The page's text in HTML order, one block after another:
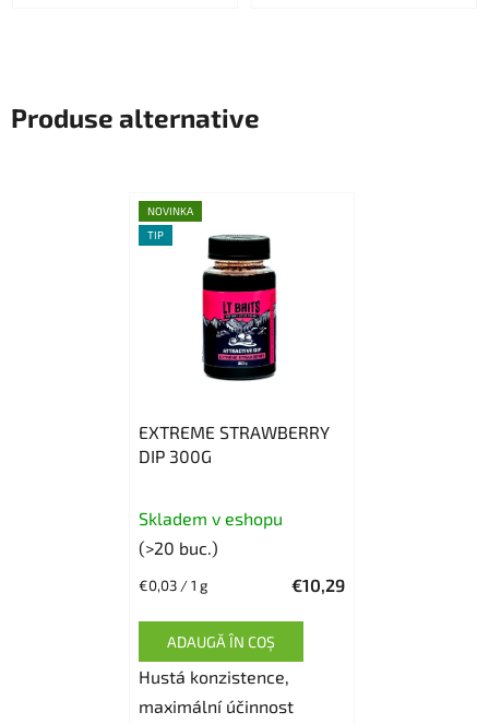
Produse alternative
NOVINKA
TIP
EXTREME STRAWBERRY
DIP 300G
Skladem v eshopu
(>20 buc.)
€10,29
Evaluare
€0,03 / 1 g
ADAUGĂ ÎN COŞ
Hustá konzistence,
maximální účinnost